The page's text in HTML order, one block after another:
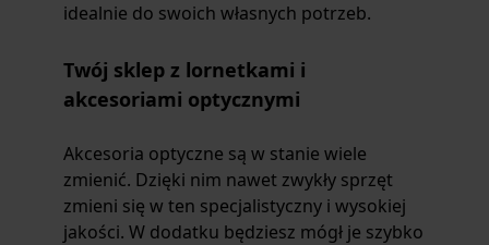
idealnie do swoich własnych potrzeb.
Twój sklep z lornetkami i
akcesoriami optycznymi
Akcesoria optyczne są w stanie wiele
zmienić. Dzięki nim nawet zwykły sprzęt
zmieni się w ten specjalistyczny i wysokiej
jakości. W dodatku będziesz mógł je szybko